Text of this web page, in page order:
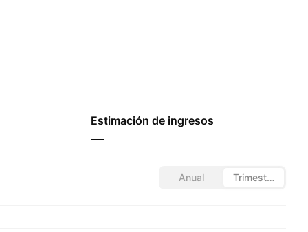
Estimación de ingresos
—
Anual Trimestral